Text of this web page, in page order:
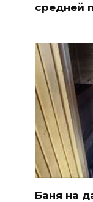
средней
Баня на